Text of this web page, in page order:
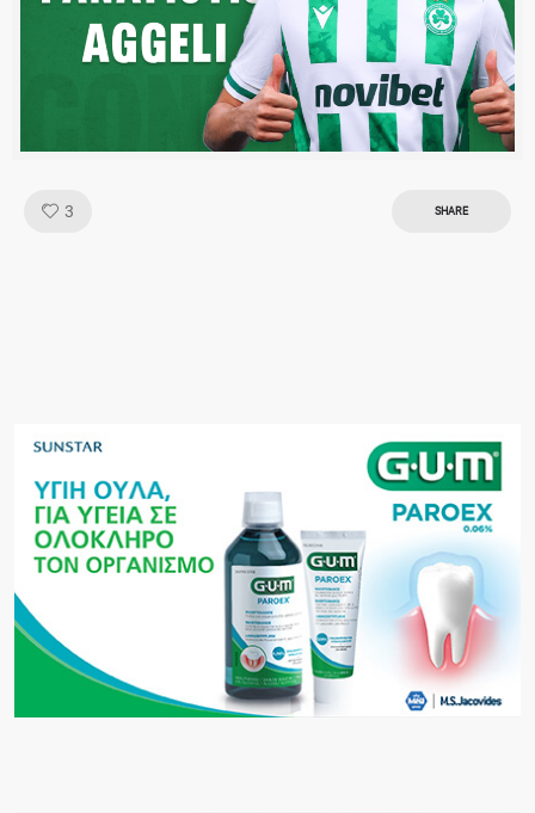
3 SHARE